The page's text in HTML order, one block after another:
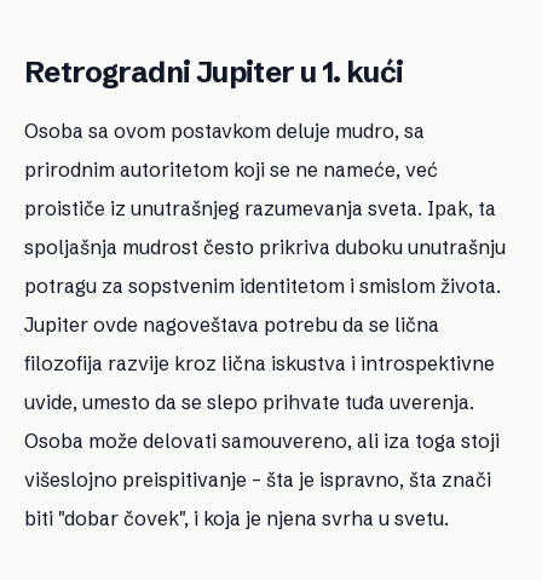
Retrogradni Jupiter u 1. kući
Osoba sa ovom postavkom deluje mudro, sa
prirodnim autoritetom koji se ne nameće, već
proističe iz unutrašnjeg razumevanja sveta. Ipak, ta
spoljašnja mudrost često prikriva duboku unutrašnju
potragu za sopstvenim identitetom i smislom života.
Jupiter ovde nagoveštava potrebu da se lična
filozofija razvije kroz lična iskustva i introspektivne
uvide, umesto da se slepo prihvate tuđa uverenja.
Osoba može delovati samouvereno, ali iza toga stoji
višeslojno preispitivanje – šta je ispravno, šta znači
biti "dobar čovek", i koja je njena svrha u svetu.